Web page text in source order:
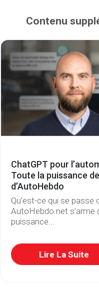
Contenu
ChatGPT pour
Toute la puissance
d’AutoHebdo
Qu’est-ce qui se passe
AutoHebdo.net s’arme
puissance...
Lire La Suite